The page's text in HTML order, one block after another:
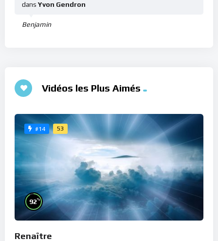
Benjamin
dans Yvon Gendron
Vidéos les Plus Aimés
#14 53
92%
Renaître